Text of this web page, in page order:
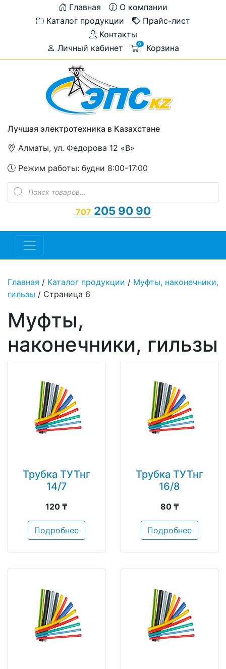
Главная
О компании
Каталог продукции
Прайс-лист
Контакты
Личный кабинет
0 Корзина
Лучшая электротехника в Казахстане
Алматы, ул. Федорова 12 «В»
Режим работы: будни 8:00-17:00
Поиск
товаров
707 205 90 90
Главная / Каталог продукции / Муфты, наконечники,
гильзы / Страница 6
Муфты,
наконечники, гильзы
Трубка ТУТнг
14/7
120 ₸
Подробнее
Трубка ТУТнг
16/8
80 ₸
Подробнее